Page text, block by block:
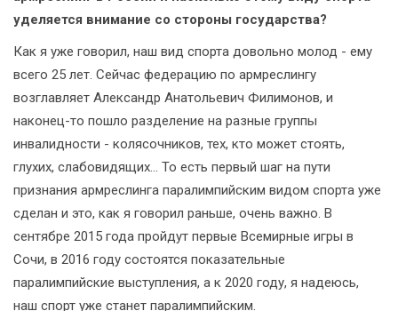
уделяется внимание со стороны государства?
Как я уже говорил, наш вид спорта довольно молод - ему
всего 25 лет. Сейчас федерацию по армреслингу
возглавляет Александр Анатольевич Филимонов, и
наконец-то пошло разделение на разные группы
инвалидности - колясочников, тех, кто может стоять,
глухих, слабовидящих... То есть первый шаг на пути
признания армреслинга паралимпийским видом спорта уже
сделан и это, как я говорил раньше, очень важно. В
сентябре 2015 года пройдут первые Всемирные игры в
Сочи, в 2016 году состоятся показательные
паралимпийские выступления, а к 2020 году, я надеюсь,
наш спорт уже станет паралимпийским.